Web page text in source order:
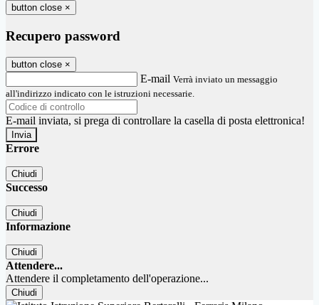
button close ×
Recupero password
button close ×
E-mail Verrà inviato un messaggio
all'indirizzo indicato con le istruzioni necessarie.
E-mail inviata, si prega di controllare la casella di posta elettronica!
Errore
Chiudi
Successo
Chiudi
Informazione
Chiudi
Attendere...
Attendere il completamento dell'operazione...
Chiudi